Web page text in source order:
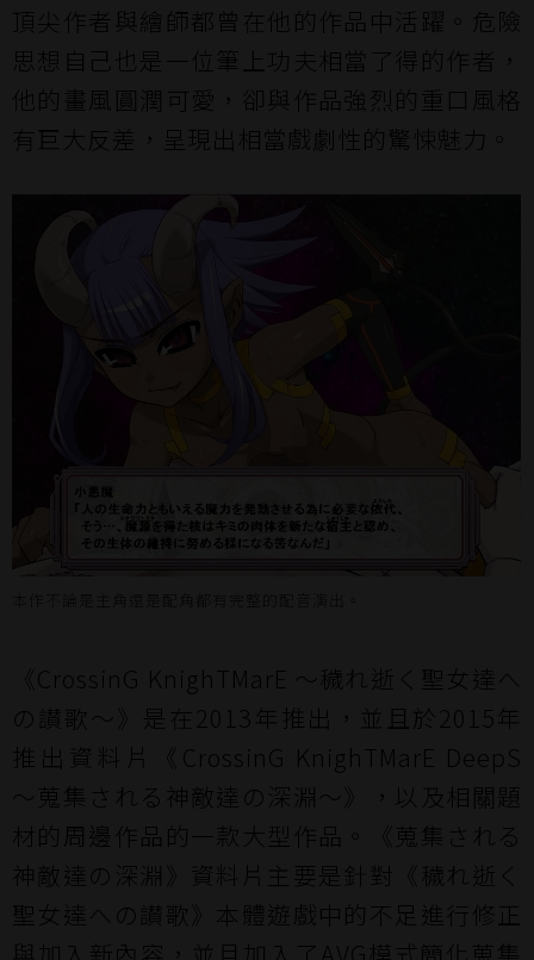
頂尖作者與繪師都曾在他的作品中活躍。危險
思想自己也是一位筆上功夫相當了得的作者，
他的畫風圓潤可愛，卻與作品強烈的重口風格
有巨大反差，呈現出相當戲劇性的驚悚魅力。
《CrossinG KnighTMarE ～穢れ逝く聖女達へ
の讃歌～》是在2013年推出，並且於2015年
推出 資料片
《CrossinG KnighTMarE DeepS
～蒐集される神敵達の深淵～》，以及相關題
材的周邊作品的一款大型作品。《蒐集される
神敵達の深淵》資料片主要是針對《穢れ逝く
聖女達への讃歌》本體遊戲中的不足進行修正
與加入新內容，並且加入了AVG模式簡化蒐集